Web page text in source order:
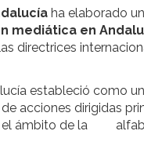
ha elaborado
mediática en
directrices
estableció como
acciones dirigidas
el ámbito de la